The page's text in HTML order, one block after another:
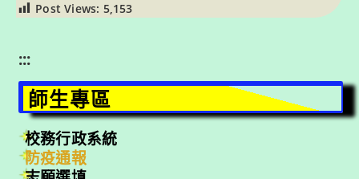
Post Views: 5,153
:::
師生專區
校務行政系統
防疫通報